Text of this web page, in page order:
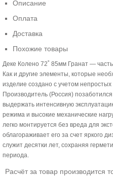
Описание
Оплата
Доставка
Похожие товары
Деке Колено 72˚ 85мм Гранат —
Как и другие элементы, которые
изделие создано с учетом
Производитель (Россия)
выдержать интенсивную
режима и высокие механические
легко монтируется без вреда для
облагораживает его за счет яркого
служит десятки лет, сохраняя
периода.
Расчёт за товар производится